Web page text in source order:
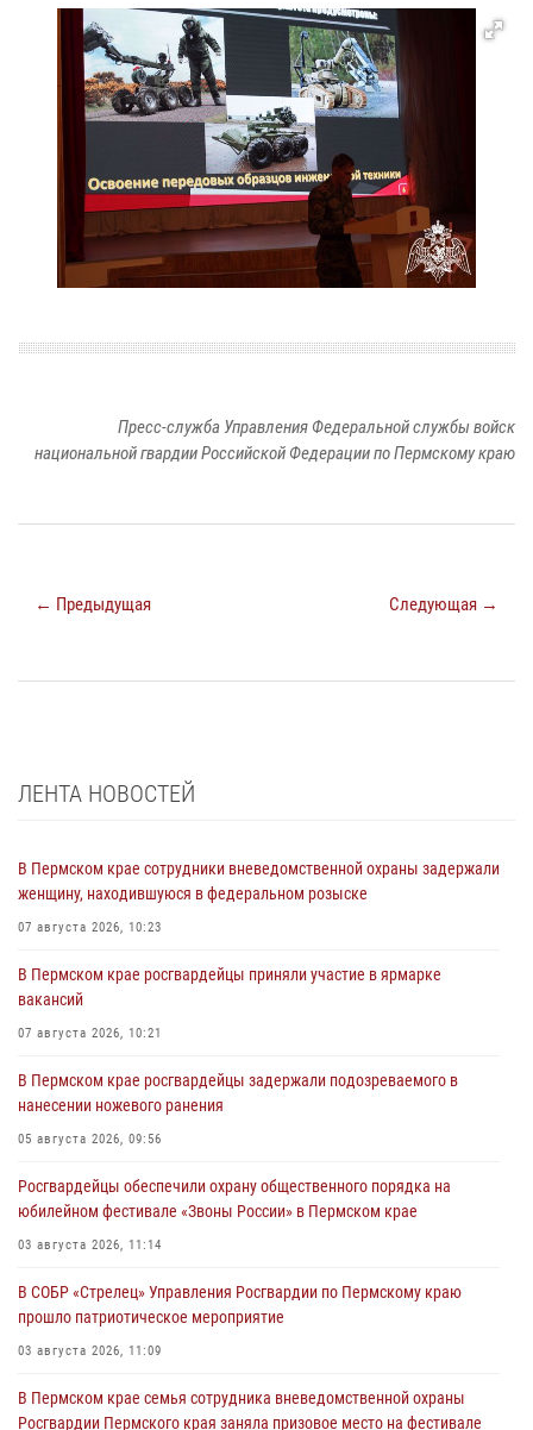
Пресс-служба Управления Федеральной службы войск
национальной гвардии Российской Федерации по Пермскому краю
← Предыдущая Следующая →
ЛЕНТА НОВОСТЕЙ
В Пермском крае сотрудники вневедомственной охраны задержали
женщину, находившуюся в федеральном розыске
07 августа 2026, 10:23
В Пермском крае росгвардейцы приняли участие в ярмарке
вакансий
07 августа 2026, 10:21
В Пермском крае росгвардейцы задержали подозреваемого в
нанесении ножевого ранения
05 августа 2026, 09:56
Росгвардейцы обеспечили охрану общественного порядка на
юбилейном фестивале «Звоны России» в Пермском крае
03 августа 2026, 11:14
В СОБР «Стрелец» Управления Росгвардии по Пермскому краю
прошло патриотическое мероприятие
03 августа 2026, 11:09
В Пермском крае семья сотрудника вневедомственной охраны
Росгвардии Пермского края заняла призовое место на фестивале